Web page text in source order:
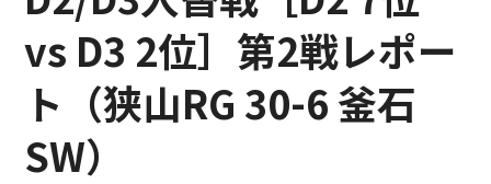
vs D3 2位］第2戦レポー
ト（狭山RG 30-6 釜石
SW）